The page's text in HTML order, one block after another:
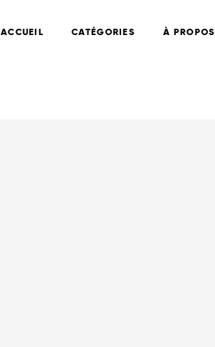
ACCUEIL CATÉGORIES À PROPOS